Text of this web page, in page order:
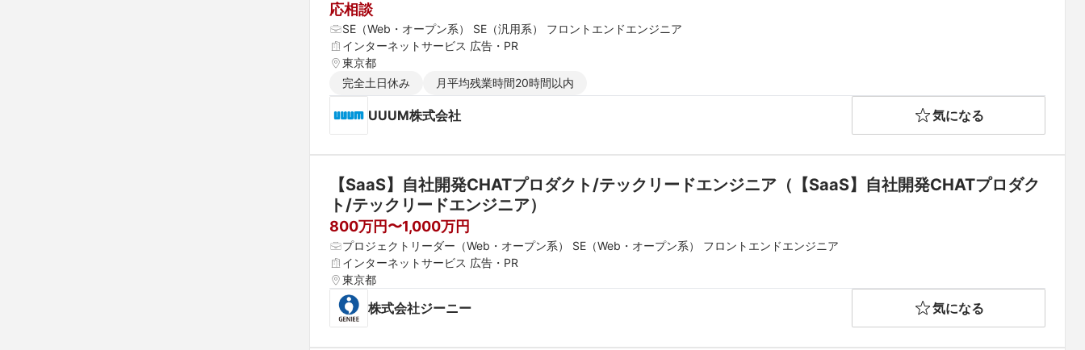
応相談
SE（Web・オープン系） SE（汎用系） フロントエンドエンジニア
インターネットサービス 広告・PR
東京都
完全土日休み
月平均残業時間20時間以内
UUUM株式会社 気になる
【SaaS】自社開発CHATプロダクト/テックリードエンジニア（【SaaS】自社開発CHATプロダク
ト/テックリードエンジニア）
800万円〜1,000万円
プロジェクトリーダー（Web・オープン系） SE（Web・オープン系） フロントエンドエンジニア
インターネットサービス 広告・PR
東京都
株式会社ジーニー 気になる